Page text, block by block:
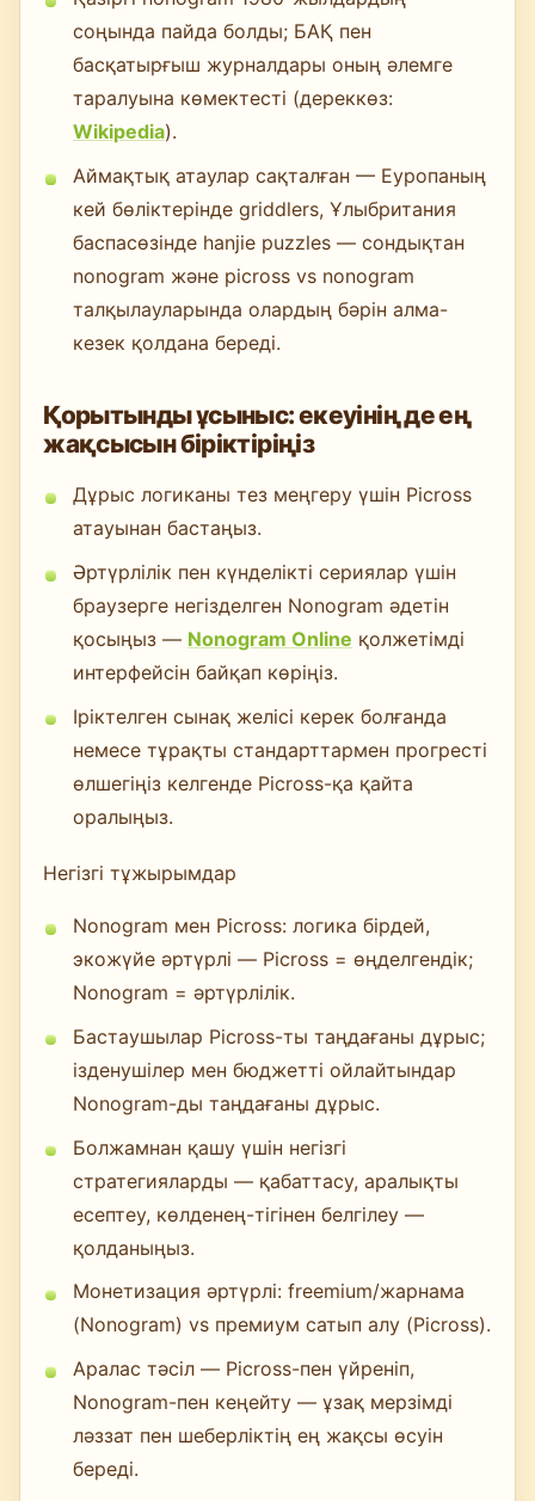
соңында пайда болды; БАҚ пен
басқатырғыш журналдары оның әлемге
таралуына көмектесті (дереккөз:
Wikipedia).
Аймақтық атаулар сақталған — Еуропаның
кей бөліктерінде griddlers, Ұлыбритания
баспасөзінде hanjie puzzles — сондықтан
nonogram және picross vs nonogram
талқылауларында олардың бәрін алма-
кезек қолдана береді.
Қорытынды ұсыныс: екеуінің де ең
жақсысын біріктіріңіз
Дұрыс логиканы тез меңгеру үшін Picross
атауынан бастаңыз.
Әртүрлілік пен күнделікті сериялар үшін
браузерге негізделген Nonogram әдетін
қосыңыз — Nonogram Online қолжетімді
интерфейсін байқап көріңіз.
Іріктелген сынақ желісі керек болғанда
немесе тұрақты стандарттармен прогресті
өлшегіңіз келгенде Picross-қа қайта
оралыңыз.
Негізгі тұжырымдар
Nonogram мен Picross: логика бірдей,
экожүйе әртүрлі — Picross = өңделгендік;
Nonogram = әртүрлілік.
Бастаушылар Picross-ты таңдағаны дұрыс;
ізденушілер мен бюджетті ойлайтындар
Nonogram-ды таңдағаны дұрыс.
Болжамнан қашу үшін негізгі
стратегияларды — қабаттасу, аралықты
есептеу, көлденең-тігінен белгілеу —
қолданыңыз.
Монетизация әртүрлі: freemium/жарнама
(Nonogram) vs премиум сатып алу (Picross).
Аралас тәсіл — Picross-пен үйреніп,
Nonogram-пен кеңейту — ұзақ мерзімді
ләззат пен шеберліктің ең жақсы өсуін
береді.